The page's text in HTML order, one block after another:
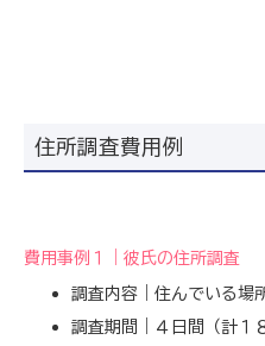
住所調査費用例
費用事例１｜彼氏の住所調査
調査内容｜住んでいる場
調査期間｜４日間（計１